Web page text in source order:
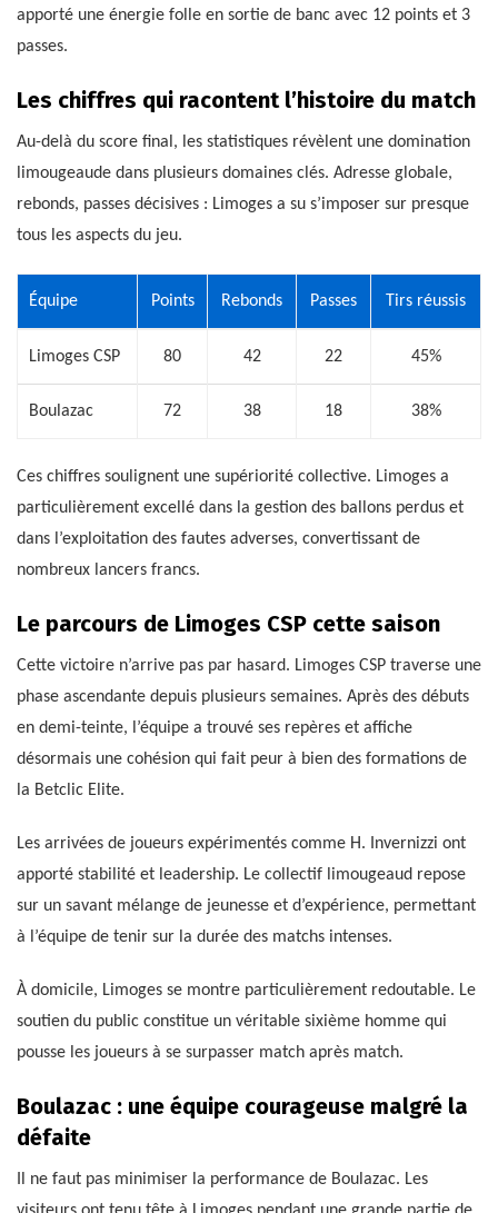
apporté une énergie folle en sortie de banc avec 12 points et 3
passes.
Les chiffres qui racontent l’histoire du match
Au-delà du score final, les statistiques révèlent une domination
limougeaude dans plusieurs domaines clés. Adresse globale,
rebonds, passes décisives : Limoges a su s’imposer sur presque
tous les aspects du jeu.
Équipe Points Rebonds Passes Tirs réussis
Limoges CSP 80 42 22 45%
Boulazac 72 38 18 38%
Ces chiffres soulignent une supériorité collective. Limoges a
particulièrement excellé dans la gestion des ballons perdus et
dans l’exploitation des fautes adverses, convertissant de
nombreux lancers francs.
Le parcours de Limoges CSP cette saison
Cette victoire n’arrive pas par hasard. Limoges CSP traverse une
phase ascendante depuis plusieurs semaines. Après des débuts
en demi-teinte, l’équipe a trouvé ses repères et affiche
désormais une cohésion qui fait peur à bien des formations de
la Betclic Elite.
Les arrivées de joueurs expérimentés comme H. Invernizzi ont
apporté stabilité et leadership. Le collectif limougeaud repose
sur un savant mélange de jeunesse et d’expérience, permettant
à l’équipe de tenir sur la durée des matchs intenses.
À domicile, Limoges se montre particulièrement redoutable. Le
soutien du public constitue un véritable sixième homme qui
pousse les joueurs à se surpasser match après match.
Boulazac : une équipe courageuse malgré la
défaite
Il ne faut pas minimiser la performance de Boulazac. Les